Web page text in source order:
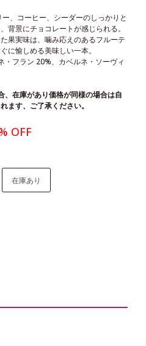
ー、コーヒー、シーダーのしっかりと
背景にチョコレートが感じられる。
果実味は、噛み応えのあるフルーテ
に愉しめる美味しい一本。
・フラン 20%、カベルネ・ソーヴィ
在庫があり価格が同様の場合は自
ます、ご了承ください。
OFF
在庫あり